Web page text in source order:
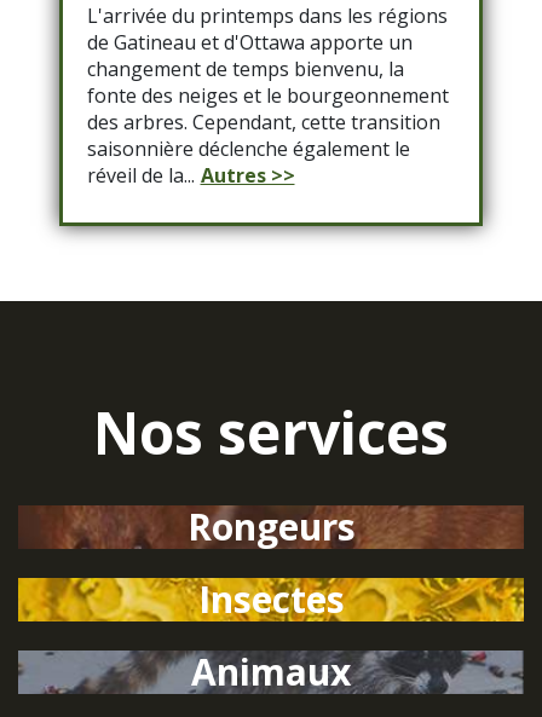
L'arrivée du printemps dans les régions
de Gatineau et d'Ottawa apporte un
changement de temps bienvenu, la
fonte des neiges et le bourgeonnement
des arbres. Cependant, cette transition
saisonnière déclenche également le
réveil de la... Autres >>
Nos services
Rongeurs
Insectes
Animaux